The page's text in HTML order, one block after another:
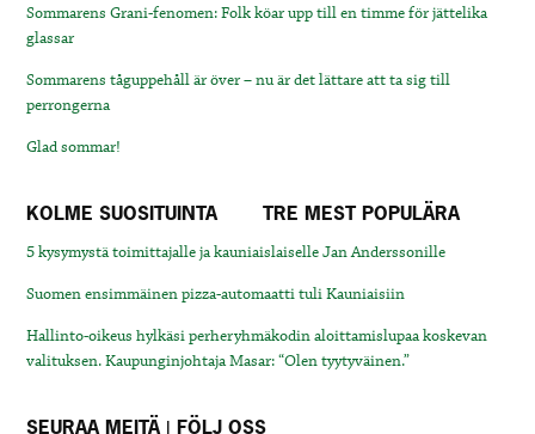
Sommarens Grani-fenomen: Folk köar upp till en timme för jättelika
glassar
Sommarens tåguppehåll är över – nu är det lättare att ta sig till
perrongerna
Glad sommar!
KOLME SUOSITUINTA TRE MEST POPULÄRA
5 kysymystä toimittajalle ja kauniaislaiselle Jan Anderssonille
Suomen ensimmäinen pizza-automaatti tuli Kauniaisiin
Hallinto-oikeus hylkäsi perheryhmäkodin aloittamislupaa koskevan
valituksen. Kaupunginjohtaja Masar: “Olen tyytyväinen.”
SEURAA MEITÄ | FÖLJ OSS